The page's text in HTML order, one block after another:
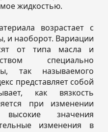
жидкостью.
возрастает с
и наоборот. Вариации
от типа масла и
специально
так называемого
представляет собой
как вязкость
при изменении
значения
изменения в